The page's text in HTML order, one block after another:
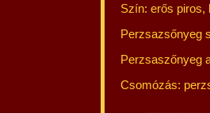
Szín: erős piros,
Perzsazsőnyeg
Perzsaszőnyeg
Csomózás: